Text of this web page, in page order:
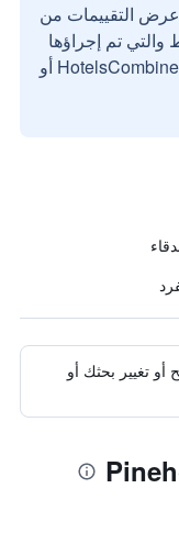
التقييمات من
تم إجراؤها
بواسطة مستخدمين حقيقيين مع HotelsCombined أو
تغيير بحثك أو